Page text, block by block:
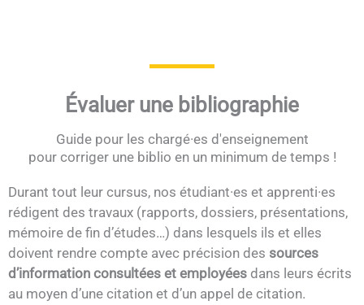
Évaluer une bibliographie
Guide pour les chargé·es d'enseignement
pour corriger une biblio en un minimum de temps !
Durant tout leur cursus, nos étudiant·es et apprenti·es
rédigent des travaux (rapports, dossiers, présentations,
mémoire de fin d’études…) dans lesquels ils et elles
doivent rendre compte avec précision des sources
d’information consultées et employées dans leurs écrits
au moyen d’une citation et d’un appel de citation.